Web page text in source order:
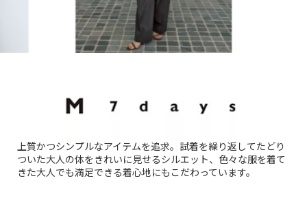
上質かつシンプルなアイテムを追求。試着を繰り返してたどり
ついた大人の体をきれいに見せるシルエット、色々な服を着て
きた大人でも満足できる着心地にもこだわっています。